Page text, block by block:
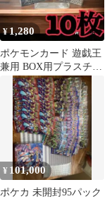
¥1,280
ポケモンカード 遊戯王
兼用 BOX用プラスチッ
クケース ボックスロ
ーダー32
¥ 101,000
ポケカ 未開封95パック